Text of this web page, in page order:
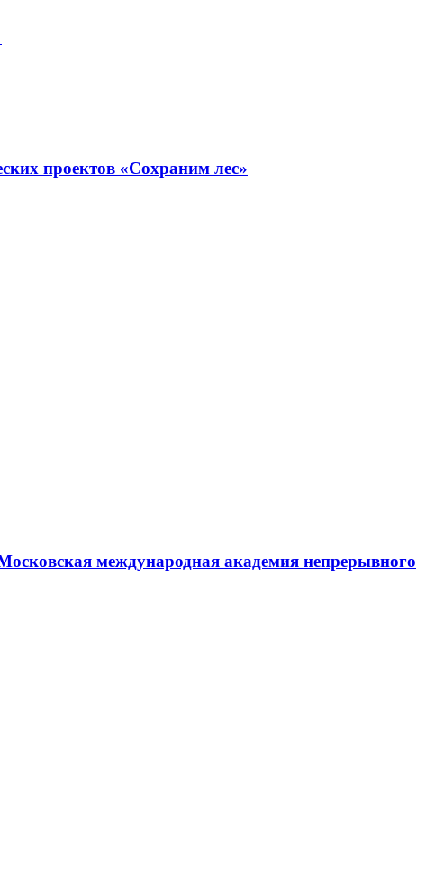
проектов «Сохраним лес»
международная академия непрерывного